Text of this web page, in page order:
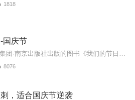
1818
国庆节
8076
，适合国庆节逆袭